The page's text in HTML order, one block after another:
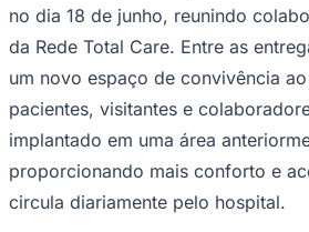
Copa América
Champions League
Premier League
La Liga
Bundesliga
Mundial 2026
no dia 18 de junho, reunindo
da Rede Total Care. Entre as
um novo espaço de convivência
pacientes, visitantes e
implantado em uma área
proporcionando mais conforto e
circula diariamente pelo hospital.